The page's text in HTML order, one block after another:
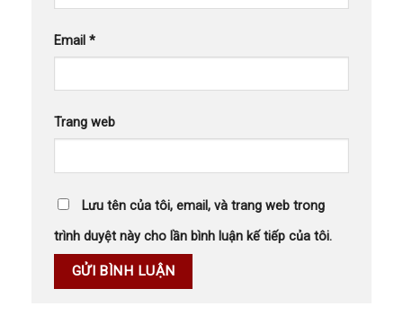
Email *
Trang web
Lưu tên của tôi, email, và trang web trong
trình duyệt này cho lần bình luận kế tiếp của tôi.